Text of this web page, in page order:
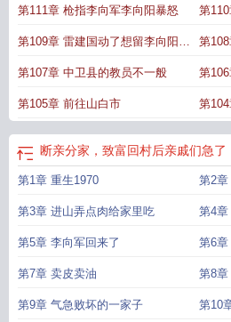
第111章 枪指李向军李向阳暴怒 第
第109章 雷建国动了想留李向阳的
念头
第
第107章 中卫县的教员不一般 第
第105章 前往山白市 第
了
断亲分家，致富回村后亲戚们急了
第1章 重生1970 第2
第3章 进山弄点肉给家里吃 第4章
第5章 李向军回来了 第6
第7章 卖皮卖油 第8章
第9章 气急败坏的一家子 第10